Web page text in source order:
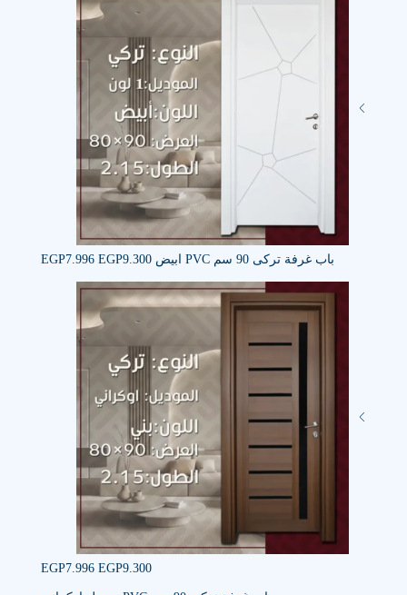
باب غرفة تركى 90 سم PVC ابيض 9.300
EGP
7.996
EGP
9.300
EGP
7.996
EGP